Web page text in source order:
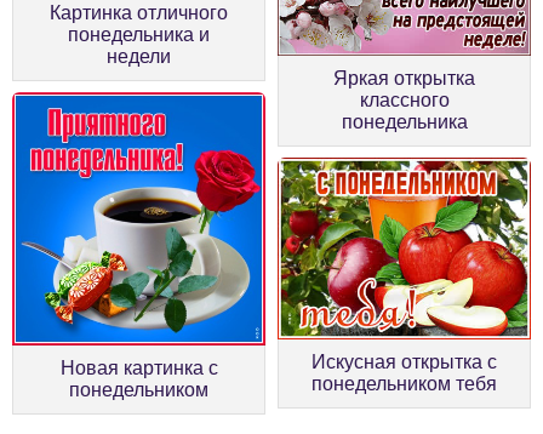
Картинка отличного
понедельника и
недели
Яркая открытка
классного
понедельника
Новая картинка с
понедельником
Искусная открытка с
понедельником тебя